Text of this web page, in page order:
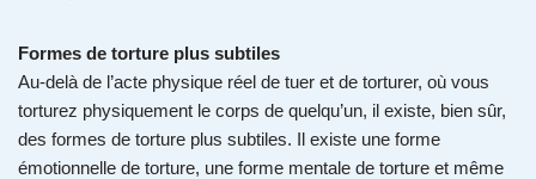
Formes de torture plus subtiles
Au-delà de l’acte physique réel de tuer et de torturer, où vous
torturez physiquement le corps de quelqu’un, il existe, bien sûr,
des formes de torture plus subtiles. Il existe une forme
émotionnelle de torture, une forme mentale de torture et même